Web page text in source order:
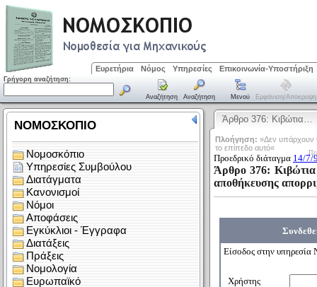
Ευρετήρια Νόμος Υπηρεσίες Επικοινωνία-Υποστήριξη
Γρήγορη αναζήτηση:
Αναζήτηση Αναζήτηση Μενού Εμφάνιση/απόκρυψη
Άρθρο 376: Κιβώτια…